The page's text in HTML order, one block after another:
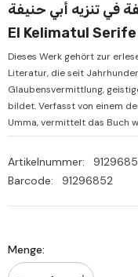
في تنزيه أبي حنيفة-
El Kelimatul Serife
Dieses Werk gehört zur
Literatur, die seit
Glaubensvermittlung,
bildet. Verfasst von einem
Umma, vermittelt das Buch
Artikelnummer:
Barcode:
91296852
Menge: